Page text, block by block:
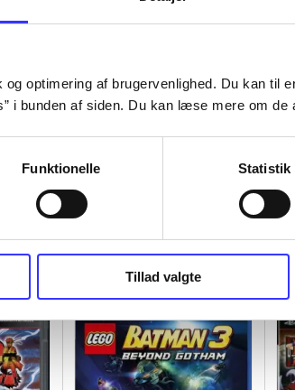
optimering af brugervenlighed. Du kan til
i bunden af siden. Du kan læse mere om de
Funktionelle Statistik
Tillad valgte